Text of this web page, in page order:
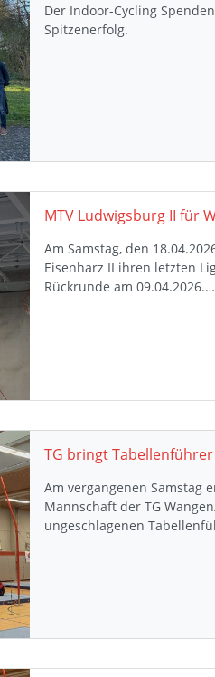
Der Indoor-Cycling
Spitzenerfolg.
Am Samstag, den
Eisenharz II ihren letzten
Rückrunde am 09.04.2026.…
TG bringt
Am vergangenen Samstag
Mannschaft der TG
ungeschlagenen